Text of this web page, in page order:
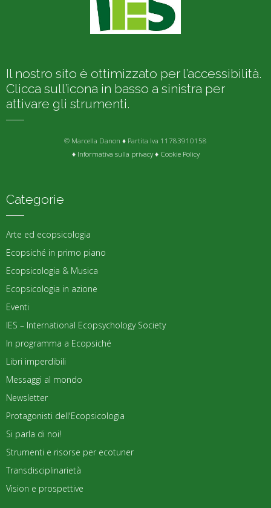
Il nostro sito è ottimizzato per l’accessibilità.
Clicca sull’icona in basso a sinistra per
attivare gli strumenti.
© Marcella Danon ♦ Partita Iva 11783910158
♦ Informativa sulla privacy♦ Cookie Policy
Categorie
Arte ed ecopsicologia
Ecopsiché in primo piano
Ecopsicologia & Musica
Ecopsicologia in azione
Eventi
IES – International Ecopsychology Society
In programma a Ecopsiché
Libri imperdibili
Messaggi al mondo
Newsletter
Protagonisti dell'Ecopsicologia
Si parla di noi!
Strumenti e risorse per ecotuner
Transdisciplinarietà
Vision e prospettive